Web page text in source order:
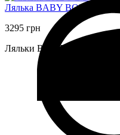
Лялька BABY BORN –
3295 грн
Ляльки Baby Born